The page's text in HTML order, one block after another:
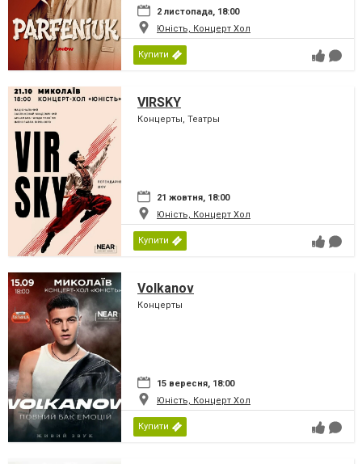
2 листопада, 18:00
Юність, Концерт Хол
Купити
VIRSKY
Концерты, Театры
21 жовтня, 18:00
Юність, Концерт Хол
Купити
Volkanov
Концерты
15 вересня, 18:00
Юність, Концерт Хол
Купити